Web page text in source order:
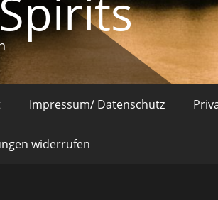
Impressum/ Datenschutz
widerrufen